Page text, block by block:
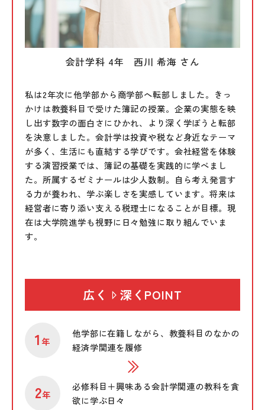
会計学科 4年 西川 希海 さん
私は2年次に他学部から商学部へ転部しました。きっ
かけは教養科目で受けた簿記の授業。企業の実態を映
し出す数字の面白さにひかれ、より深く学ぼうと転部
を決意しました。会計学は投資や税など身近なテーマ
が多く、生活にも直結する学びです。会社経営を体験
する演習授業では、簿記の基礎を実践的に学べまし
た。所属するゼミナールは少人数制。自ら考え発言す
る力が養われ、学ぶ楽しさを実感しています。将来は
経営者に寄り添い支える税理士になることが目標。現
在は大学院進学も視野に日々勉強に取り組んでいま
す。
広く 深くPOINT
1年
他学部に在籍しながら、教養科目のなかの
経済学関連を履修
2年
必修科目＋興味ある会計学関連の教科を貪
欲に学ぶ日々